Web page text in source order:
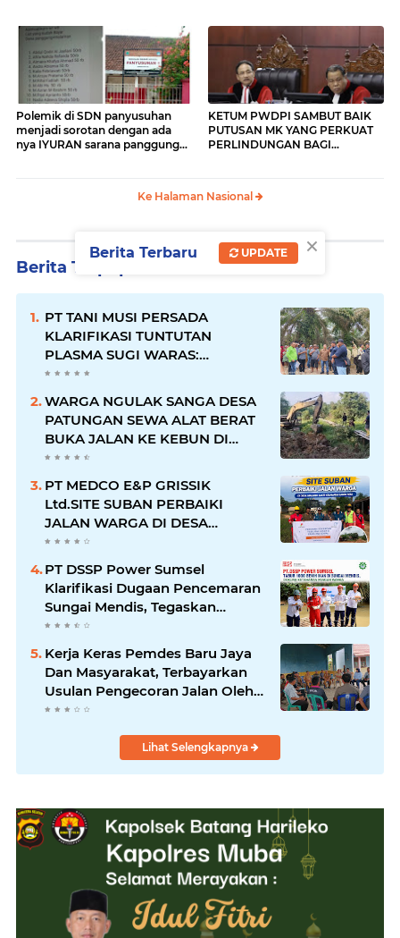
parah dan Amburadul.
Polemik di SDN panyusuhan
menjadi sorotan dengan ada
nya IYURAN sarana panggung
KETUM PWDPI SAMBUT BAIK
PUTUSAN MK YANG PERKUAT
PERLINDUNGAN BAGI
Ke Halaman Nasional
Berita Terpopuler
PT TANI MUSI PERSADA
KLARIFIKASI TUNTUTAN
PLASMA SUGI WARAS:
KEWAJIBAN TELAH DIPENUHI,
WARGA NGULAK SANGA DESA
PATUNGAN SEWA ALAT BERAT
BUKA JALAN KE KEBUN DI
KELURAHAN NGULAK
PT MEDCO E&P GRISSIK
Ltd.SITE SUBAN PERBAIKI
JALAN WARGA DI DESA
MACANG SAKTI KECAMATAN
PT DSSP Power Sumsel
Klarifikasi Dugaan Pencemaran
Sungai Mendis, Tegaskan
Operasional Sesuai Aturan
Kerja Keras Pemdes Baru Jaya
Dan Masyarakat, Terbayarkan
Usulan Pengecoran Jalan Oleh
PT.Pertamina Segera
Lihat Selengkapnya
×
Berita Terbaru UPDATE